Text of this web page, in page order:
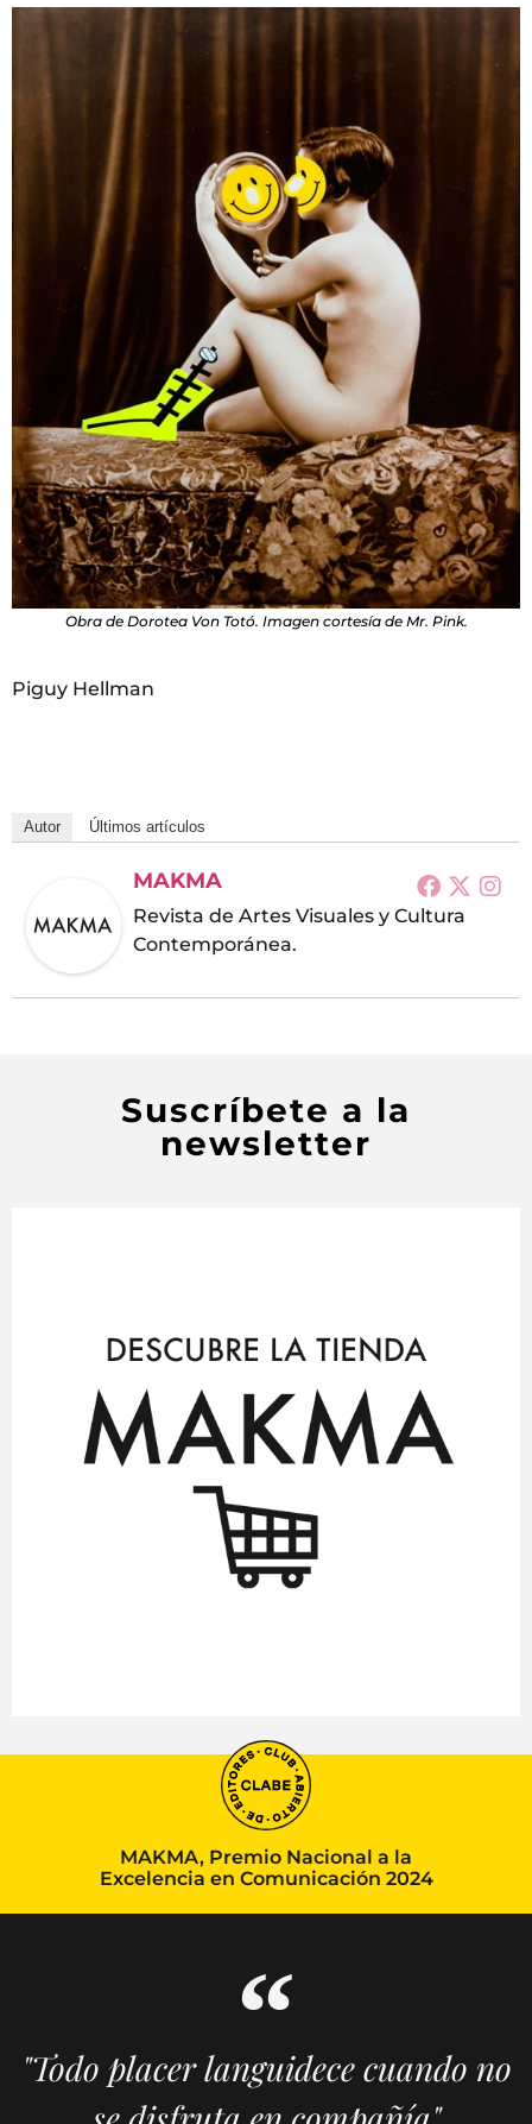
Obra de Dorotea Von Totó. Imagen cortesía de Mr. Pink.
Piguy Hellman
Autor Últimos artículos
MAKMA
Revista de Artes Visuales y Cultura
Contemporánea.
Suscríbete a la
newsletter
MAKMA, Premio Nacional a la
Excelencia en Comunicación 2024
"Todo placer languidece cuando no